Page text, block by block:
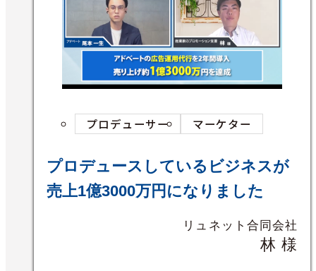
プロデューサー マーケター
プロデュースしているビジネスが
売上1億3000万円になりました
リュネット合同会社
林 様